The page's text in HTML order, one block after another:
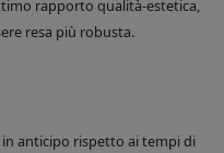
rapporto qualità-estetica,
resa più robusta.
anticipo rispetto ai tempi di